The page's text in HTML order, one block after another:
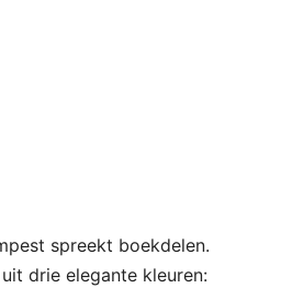
spreekt boekdelen.
drie elegante kleuren: